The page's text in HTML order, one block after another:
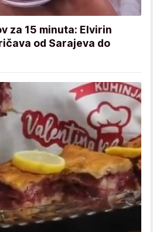
za 15 minuta: Elvirin
od Sarajeva do